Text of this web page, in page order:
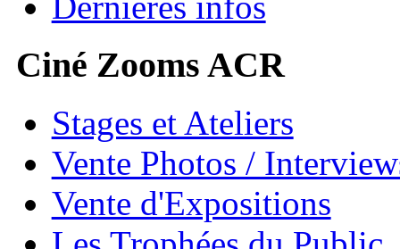
Ciné Zooms ACR
Stages et Ateliers
Vente Photos /
Vente d'Expositions